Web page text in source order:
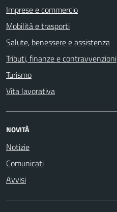
Imprese e commercio
Mobilità e trasporti
Salute, benessere e assistenza
Tributi, finanze e contravvenzioni
Turismo
Vita lavorativa
NOVITÀ
Notizie
Comunicati
Avvisi